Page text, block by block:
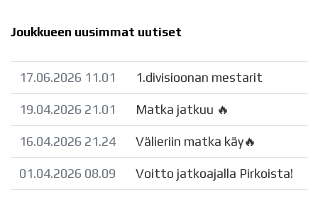
Joukkueen uusimmat uutiset
17.06.2026 11.01 1.divisioonan mestarit
19.04.2026 21.01 Matka jatkuu 🔥
16.04.2026 21.24 Välieriin matka käy🔥
01.04.2026 08.09 Voitto jatkoajalla Pirkoista!